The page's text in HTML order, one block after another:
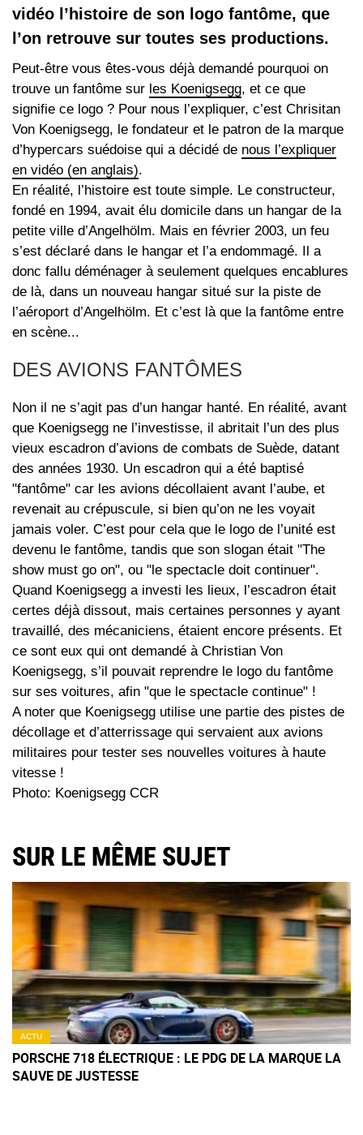
vidéo l’histoire de son logo fantôme, que
l’on retrouve sur toutes ses productions.
Peut-être vous êtes-vous déjà demandé pourquoi on
trouve un fantôme sur les Koenigsegg, et ce que
signifie ce logo ? Pour nous l’expliquer, c’est Chrisitan
Von Koenigsegg, le fondateur et le patron de la marque
d’hypercars suédoise qui a décidé de nous l’expliquer
en vidéo (en anglais).
En réalité, l’histoire est toute simple. Le constructeur,
fondé en 1994, avait élu domicile dans un hangar de la
petite ville d’Angelhölm. Mais en février 2003, un feu
s’est déclaré dans le hangar et l’a endommagé. Il a
donc fallu déménager à seulement quelques encablures
de là, dans un nouveau hangar situé sur la piste de
l’aéroport d’Angelhölm. Et c’est là que la fantôme entre
en scène...
DES AVIONS FANTÔMES
Non il ne s’agit pas d’un hangar hanté. En réalité, avant
que Koenigsegg ne l’investisse, il abritait l’un des plus
vieux escadron d’avions de combats de Suède, datant
des années 1930. Un escadron qui a été baptisé
"fantôme" car les avions décollaient avant l’aube, et
revenait au crépuscule, si bien qu’on ne les voyait
jamais voler. C’est pour cela que le logo de l’unité est
devenu le fantôme, tandis que son slogan était "The
show must go on", ou "le spectacle doit continuer".
Quand Koenigsegg a investi les lieux, l’escadron était
certes déjà dissout, mais certaines personnes y ayant
travaillé, des mécaniciens, étaient encore présents. Et
ce sont eux qui ont demandé à Christian Von
Koenigsegg, s’il pouvait reprendre le logo du fantôme
sur ses voitures, afin "que le spectacle continue" !
A noter que Koenigsegg utilise une partie des pistes de
décollage et d’atterrissage qui servaient aux avions
militaires pour tester ses nouvelles voitures à haute
vitesse !
Photo: Koenigsegg CCR
SUR LE MÊME SUJET
ACTU
PORSCHE 718 ÉLECTRIQUE : LE PDG DE LA MARQUE LA
SAUVE DE JUSTESSE